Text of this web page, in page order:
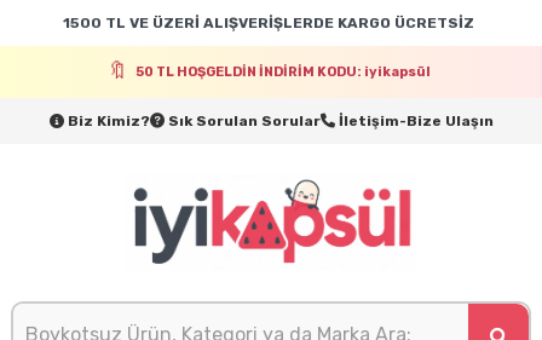
1500 TL VE ÜZERİ ALIŞVERİŞLERDE KARGO ÜCRETSİZ
50 TL HOŞGELDİN İNDİRİM KODU: iyikapsül
Biz Kimiz? Sık Sorulan Sorular İletişim-Bize Ulaşın